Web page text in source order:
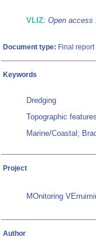
VLIZ: Open access
Document type: Final report
Keywords
Dredging
Topographic
Marine/Coastal;
Project
MOnitoring
Author